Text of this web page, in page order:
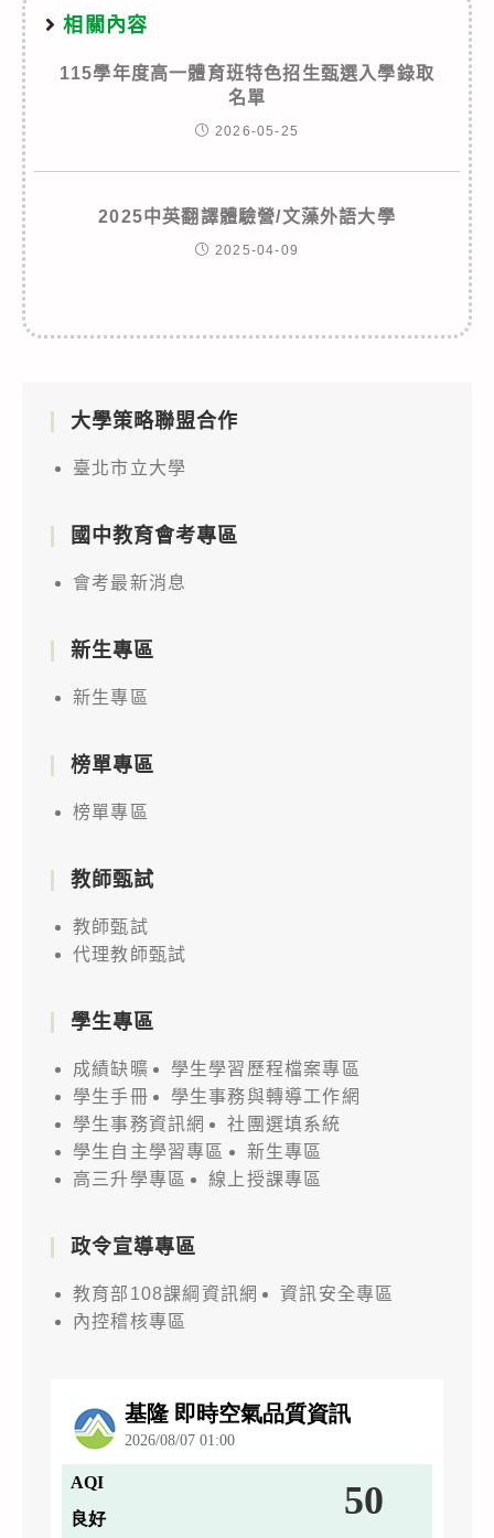
相關內容
115學年度高一體育班特色招生甄選入學錄取
名單
2026-05-25
2025中英翻譯體驗營/文藻外語大學
2025-04-09
大學策略聯盟合作
臺北市立大學
國中教育會考專區
會考最新消息
新生專區
新生專區
榜單專區
榜單專區
教師甄試
教師甄試
代理教師甄試
學生專區
成績缺曠
學生學習歷程檔案專區
學生手冊
學生事務與轉導工作網
學生事務資訊網
社團選填系統
學生自主學習專區
新生專區
高三升學專區
線上授課專區
政令宣導專區
教育部108課綱資訊網
資訊安全專區
內控稽核專區